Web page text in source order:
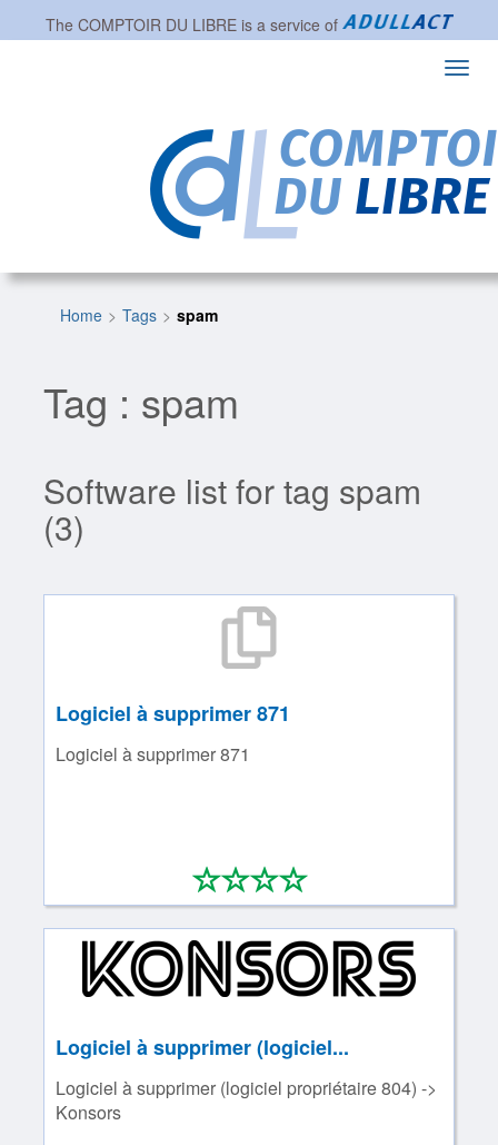
The COMPTOIR DU LIBREis a service of
Home Tags spam
Tag : spam
Software list for tag spam
(3)
Logiciel à supprimer 871
Logiciel à supprimer 871
****
0/4
Logiciel à supprimer (logiciel...
Logiciel à supprimer (logiciel propriétaire 804) ->
Konsors